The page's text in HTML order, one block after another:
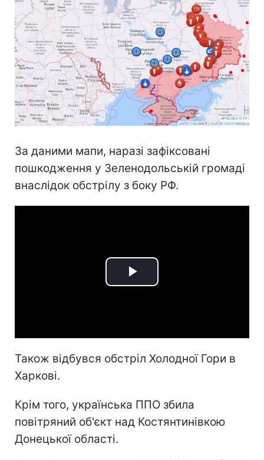
За даними мапи, наразі зафіксовані
пошкодження у Зеленодольській громаді
внаслідок обстрілу з боку РФ.
Play
Також відбувся обстріл Холодної Гори в
Харкові.
Крім того, українська ППО збила
повітряний об'єкт над Костянтинівкою
Донецької області.